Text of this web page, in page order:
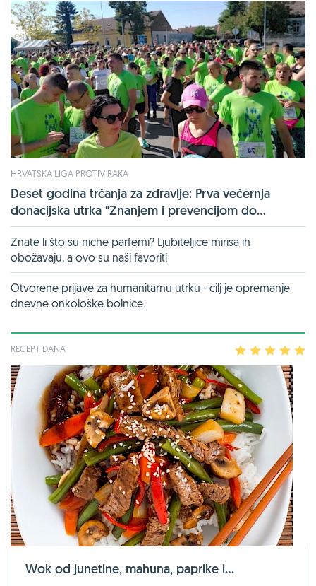
HRVATSKA LIGA PROTIV RAKA
Deset godina trčanja za zdravlje: Prva večernja
donacijska utrka "Znanjem i prevencijom do...
Znate li što su niche parfemi? Ljubiteljice mirisa ih
obožavaju, a ovo su naši favoriti
Otvorene prijave za humanitarnu utrku - cilj je opremanje
dnevne onkološke bolnice
RECEPT DANA 2 3 4
Wok od junetine, mahuna, paprike i...